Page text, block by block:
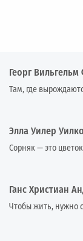
Георг
Там, где
Элла Уилер
Сорняк — это
Ганс Христиан
Чтобы жить, нужно